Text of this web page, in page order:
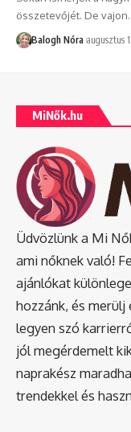
összetevőjét. De vajon
Balogh Nóra augusztus
MiNők.hu
Üdvözlünk a Mi
ami nőknek való!
ajánlókat
hozzánk, és merülj
legyen szó
jól megérdemelt
naprakész
trendekkel és